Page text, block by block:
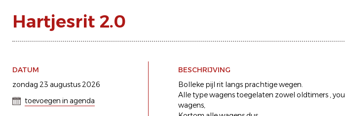
Hartjesrit 2.0
DATUM
zondag 23 augustus 2026
toevoegen in agenda
BESCHRIJVING
Bolleke pijl rit langs prachtige wegen.
Alle type wagens toegelaten zowel oldtimers ,
wagens,